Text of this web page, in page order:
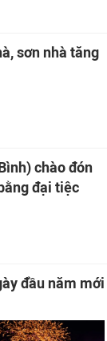
sơn nhà tăng
chào đón
đại tiệc
đầu năm mới